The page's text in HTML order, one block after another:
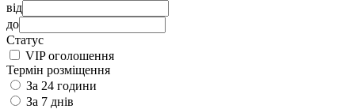
від
до
Статус
VIP оголошення
Термін розміщення
За 24 години
За 7 днів